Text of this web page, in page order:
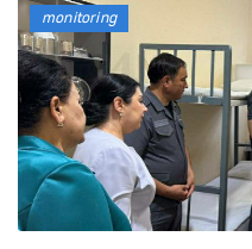
monitoring